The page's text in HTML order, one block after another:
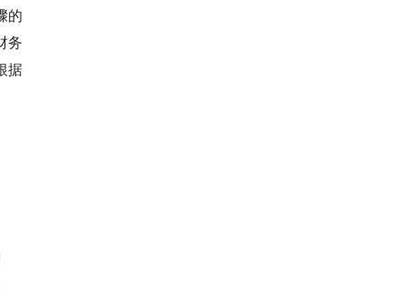
的
务
据